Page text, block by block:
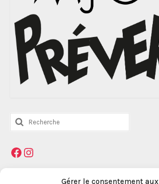
Gérer le consentement aux
Rechercher
:
Facebook
Instagram